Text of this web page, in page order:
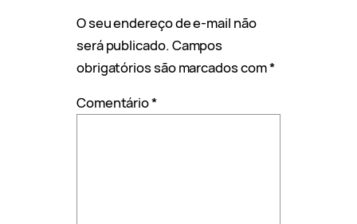
O seu endereço de e-mail não
será publicado. Campos
obrigatórios são marcados com*
Comentário*